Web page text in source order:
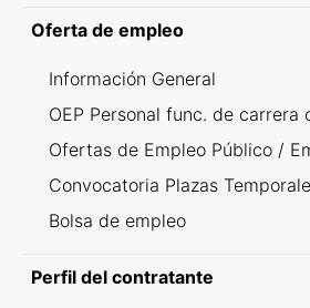
Oferta de empleo
Información General
OEP Personal func. de carrera
Ofertas de Empleo Público /
Convocatoria Plazas
Bolsa de empleo
Perfil del contratante